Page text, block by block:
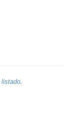
listado.